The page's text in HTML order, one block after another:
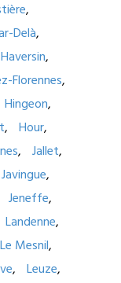
Delà
Haversin
Florennes
Hingeon
Hour
Jallet
Javingue
Jeneffe
Landenne
Le Mesnil
Leuze